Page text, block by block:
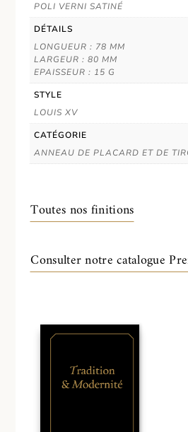
POLI VERNI SATINÉ
DÉTAILS
LONGUEUR : 78 MM
LARGEUR : 80 MM
EPAISSEUR : 15 G
STYLE
LOUIS XV
CATÉGORIE
ANNEAU DE PLACARD ET DE
Toutes nos finitions
Consulter notre catalogue